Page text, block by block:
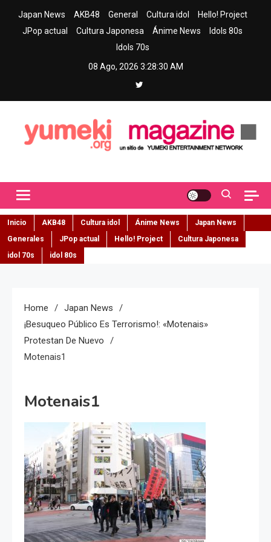
Japan News AKB48 General Cultura idol
Hello! Project
JPop actual
Cultura Japonesa Ánime News
Idols 80s
Idols 70s
08 Ago, 2026 3:28:31 AM
Inicio AKB48 Cultura idol Ánime News
Japan News
Generales
JPop actual Hello! Project
Cultura Japonesa
idol 70s
idol 80s
Home
Japan News
¡Besuqueo Público Es Terrorismo!: «Motenais»
Protestan De Nuevo
Motenais1
Motenais1